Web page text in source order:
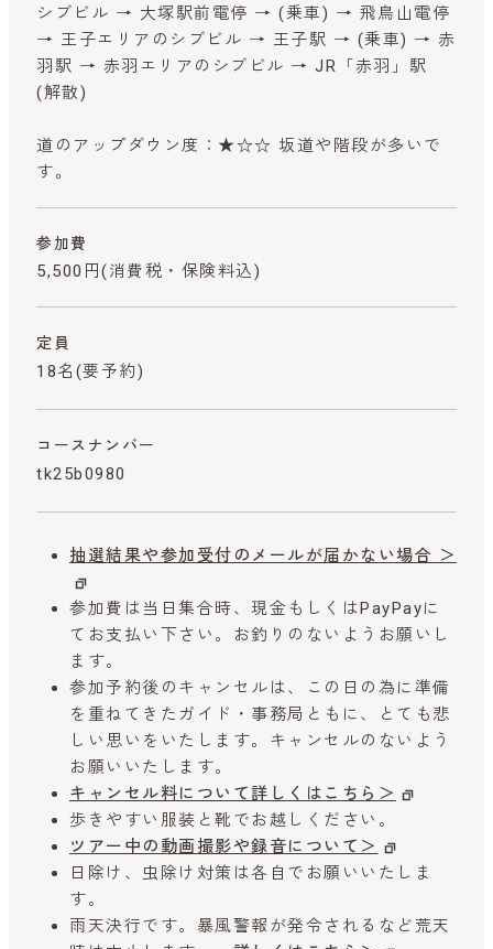
シブビル → 大塚駅前電停 → (乗車) → 飛鳥山電停
→ 王子エリアのシブビル → 王子駅 → (乗車) → 赤
羽駅 → 赤羽エリアのシブビル → JR「赤羽」駅
(解散)
道のアップダウン度：★☆☆ 坂道や階段が多いで
す。
参加費
5,500円 (消費税・保険料込)
定員
18名(要予約)
コースナンバー
tk25b0980
抽選結果や参加受付のメールが届かない場合 ＞
参加費は当日集合時、現金もしくはPayPayに
てお支払い下さい。お釣りのないようお願いし
ます。
参加予約後のキャンセルは、この日の為に準備
を重ねてきたガイド・事務局ともに、とても悲
しい思いをいたします。キャンセルのないよう
お願いいたします。
キャンセル料について詳しくはこちら＞
歩きやすい服装と靴でお越しください。
ツアー中の動画撮影や録音について＞
日除け、虫除け対策は各自でお願いいたしま
す。
雨天決行です。暴風警報が発令されるなど荒天